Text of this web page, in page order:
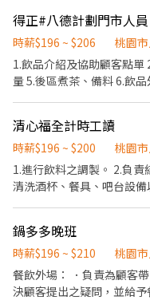
整理→庫存盤點 等 ▪清洗碗盤餐具、廚房用具及其他主管交辦工作
事項。
得正#八德計劃門市人員
時薪$196 ~ $206
桃園
1.飲品介紹及協助顧客點單
量 5.後區煮茶、備料 6.飲品外
清心福全計時工讀
時薪$196 ~ $200
桃園
1.進行飲料之調製。 2.負
清洗酒杯、餐具、吧台設
鍋多多晚班
時薪$196 ~ $210
桃園
餐飲外場： ．負責為顧客
決顧客提出之疑問，並給